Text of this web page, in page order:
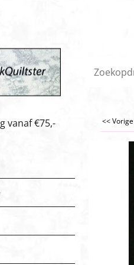
vanaf €75,-
<< Vorige